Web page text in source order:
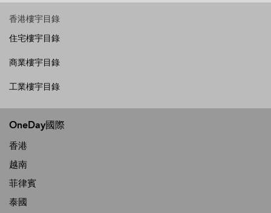
香港樓宇目錄
住宅樓宇目錄
商業樓宇目錄
工業樓宇目錄
OneDay國際
香港
越南
菲律賓
泰國